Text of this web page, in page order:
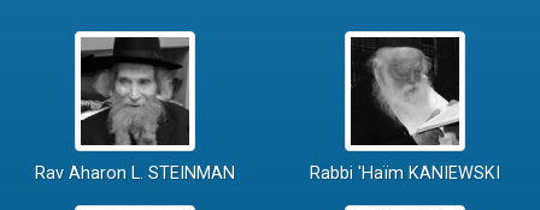
Rav Aharon L. STEINMAN Rabbi 'Haïm KANIEWSKI